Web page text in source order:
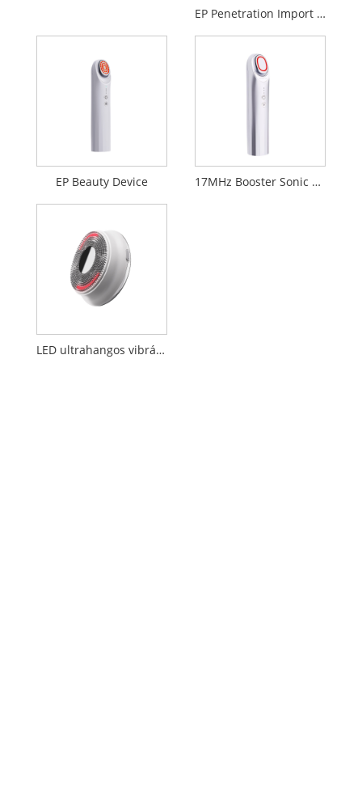
EP Penetration Import Beauty Device
EP Beauty Device 17MHz Booster Sonic Beauty Device
LED ultrahangos vibrációs masszázs arctisztító